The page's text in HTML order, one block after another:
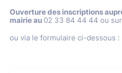
Ouverture des inscriptions
mairie au 02 33 84 44 44 ou
ou via le formulaire ci-dessous :